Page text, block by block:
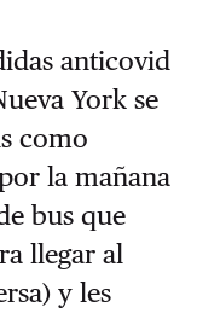
anticovid
York se
como
la mañana
bus que
llegar al
y les